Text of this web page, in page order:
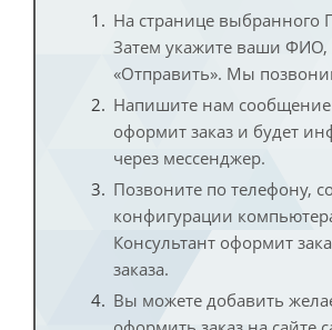
На странице выбранного
Затем укажите ваши
«Отправить». Мы
Напишите нам сообщение
оформит заказ и будет
через мессенджер.
Позвоните по телефону,
конфигурации
Консультант оформит
заказа.
Вы можете добавить